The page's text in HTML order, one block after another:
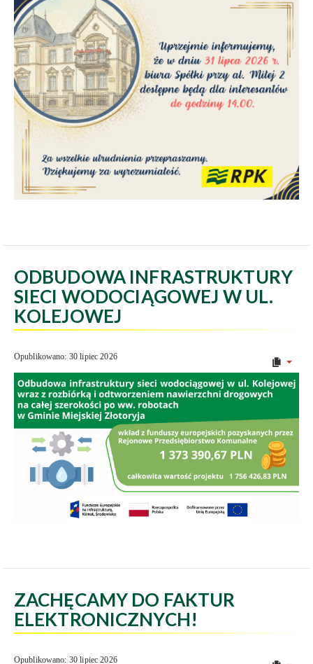
ODBUDOWA INFRASTRUKTURY
SIECI WODOCIĄGOWEJ W UL.
KOLEJOWEJ
Opublikowano: 30 lipiec 2026
ZACHĘCAMY DO FAKTUR
ELEKTRONICZNYCH!
Opublikowano: 30 lipiec 2026